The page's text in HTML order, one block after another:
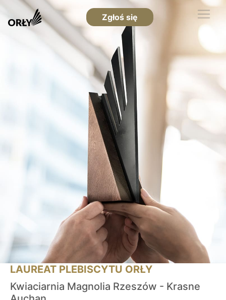
Zgłoś się
LAUREAT PLEBISCYTU ORŁY
Kwiaciarnia Magnolia Rzeszów - Krasne